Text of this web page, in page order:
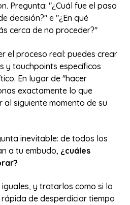
Pregunta: "¿Cuál fue el paso
decisión?" e "¿En qué
cerca de no proceder?"
el proceso real: puedes crear
y touchpoints específicos
En lugar de "hacer
exactamente lo que
siguiente momento de su
inevitable: de todos los
a tu embudo, ¿cuáles
y tratarlos como si lo
de desperdiciar tiempo